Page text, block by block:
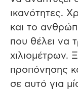
ικανότητες.
και το
που θέλει να
χιλιομέτρων.
προπόνησης
σε αυτό για